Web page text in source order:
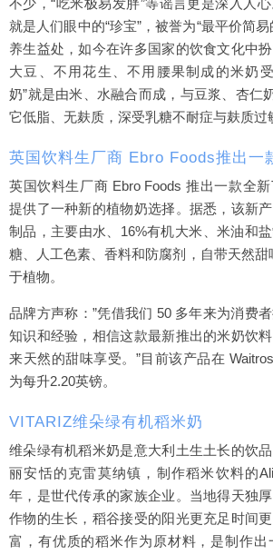
不少，“吃米极易发胖”等谣言更是深入人
就是人们眼中的“珍宝”，被誉为“最平价简
养生益处，如今在许多国家的饮食文化中
大豆、不用花生、不用腰果制成的米奶
奶”就是由米、水融合而成，与豆浆、杏仁
它低脂、无麸质，深受乳糖不耐症与麸质过
英国饮料生厂商 Ebro Foods推出一
英国饮料生厂商 Ebro Foods 推出一款全
提供了一种新的植物奶选择。据悉，该新
制品，主要由水、16%有机大米、米油和
糖、人工色素、香料和防腐剂，自带天然甜
于植物。
品牌方声称：”凭借我们 50 多年来为消费
知识和经验，相信这款最新推出的米奶饮
来天然的甜味享受。”目前该产品在
为每升2.20英镑。
VITARIZ维朵绿有机稻米奶
维朵绿有机稻米奶是意大利土生土长的饮
丽安恬的克雷莫纳镇，制作稻米饮料的
年，是世代传承的家族企业。当地得天独
作物的生长，稻谷接受的阳光更充足时间
富，有优质的稻米作为原材料，是制作出